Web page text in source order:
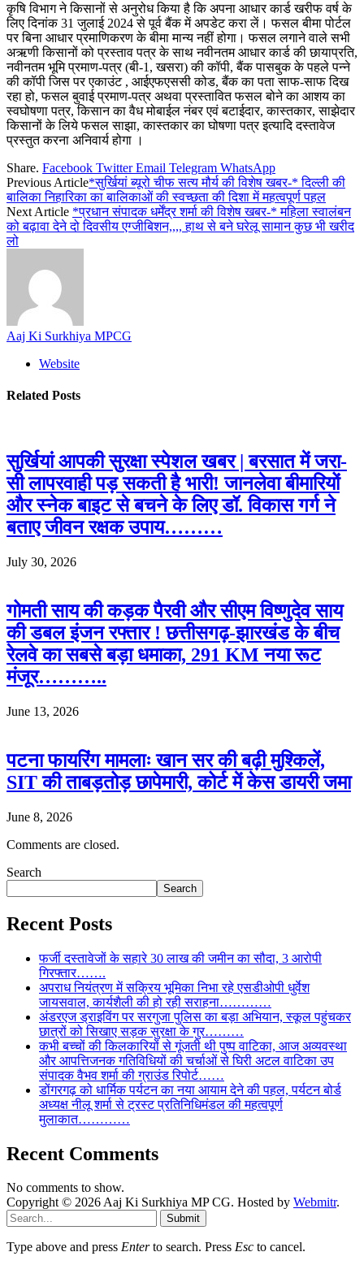
कृषि विभाग ने किसानों से अनुरोध किया है कि अपना आधार कार्ड खरीफ वर्ष के
लिए दिनांक 31 जुलाई 2024 से पूर्व बैंक में अपडेट करा लें। फसल बीमा पोर्टल
पर बिना आधार प्रमाणिकरण के बीमा मान्य नहीं होगा। फसल लगाने वाले सभी
अऋणी किसानों को प्रस्ताव पत्र के साथ नवीनतम आधार कार्ड की छायाप्रति,
नवीनतम भूमि प्रमाण-पत्र (बी-1, खसरा) की कॉपी, बैंक पासबुक के पहले पन्ने
की कॉपी जिस पर एकाउंट , आईएफएससी कोड, बैंक का पता साफ-साफ दिख
रहा हो, फसल बुवाई प्रमाण-पत्र अथवा प्रस्तावित फसल बोने का आशय का
स्वघोषणा पत्र, किसान का वैध मोबाईल नंबर एवं बटाईदार, कास्तकार, साझेदार
किसानों के लिये फसल साझा, कास्तकार का घोषणा पत्र इत्यादि दस्तावेज
प्रस्तुत करना अनिवार्य होगा ।
Share. Facebook Twitter Email Telegram WhatsApp
Previous Article*सुर्खियां ब्यूरो चीफ सत्य मौर्य की विशेष खबर-* दिल्ली की
बालिका निहारिका का बालिकाओं की स्वच्छता की दिशा में महत्वपूर्ण पहल
Next Article *प्रधान संपादक धर्मेंद्र शर्मा की विशेष खबर-* महिला स्वालंबन
को बढ़ावा देने दो दिवसीय एग्जीबिशन,,,, हाथ से बने घरेलू सामान कुछ भी खरीद
लो
Aaj Ki Surkhiya MPCG
Website
Related Posts
सुर्खियां आपकी सुरक्षा स्पेशल खबर | बरसात में जरा-
सी लापरवाही पड़ सकती है भारी! जानलेवा बीमारियों
और स्नेक बाइट से बचने के लिए डॉ. विकास गर्ग ने
बताए जीवन रक्षक उपाय………
July 30, 2026
गोमती साय की कड़क पैरवी और सीएम विष्णुदेव साय
की डबल इंजन रफ्तार ! छत्तीसगढ़-झारखंड के बीच
रेलवे का सबसे बड़ा धमाका, 291 KM नया रूट
मंजूर………..
June 13, 2026
पटना फायरिंग मामलाः खान सर की बढ़ी मुश्किलें,
SIT की ताबड़तोड़ छापेमारी, कोर्ट में केस डायरी जमा
June 8, 2026
Comments are closed.
Search
Search
Recent Posts
फर्जी दस्तावेजों के सहारे 30 लाख की जमीन का सौदा, 3 आरोपी
गिरफ्तार…….
अपराध नियंत्रण में सक्रिय भूमिका निभा रहे एसडीओपी धुर्वेश
जायसवाल, कार्यशैली की हो रही सराहना…………
अंडरएज ड्राइविंग पर सरगुजा पुलिस का बड़ा अभियान, स्कूल पहुंचकर
छात्रों को सिखाए सड़क सुरक्षा के गुर………
कभी बच्चों की किलकारियों से गूंजती थी पुष्प वाटिका, आज अव्यवस्था
और आपत्तिजनक गतिविधियों की चर्चाओं से घिरी अटल वाटिका उप
संपादक वैभव शर्मा की ग्राउंड रिपोर्ट……
डोंगरगढ़ को धार्मिक पर्यटन का नया आयाम देने की पहल, पर्यटन बोर्ड
अध्यक्ष नीलू शर्मा से ट्रस्ट प्रतिनिधिमंडल की महत्वपूर्ण
मुलाकात…………
Recent Comments
No comments to show.
Copyright © 2026 Aaj Ki Surkhiya MP CG. Hosted by Webmitr.
Submit
Type above and press Enterto search. Press Esc to cancel.